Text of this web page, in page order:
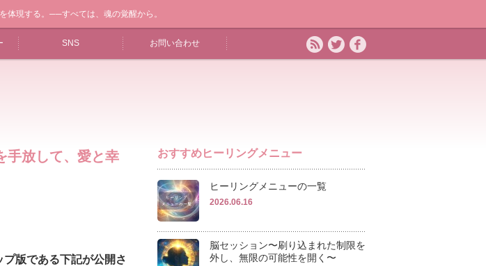
体現する。──すべては、魂の覚醒から。
SNS お問い合わせ
手放して、愛と幸
版である下記が公開さ
おすすめヒーリングメニュー
ヒーリングメニューの一覧
2026.06.16
脳セッション〜刷り込まれた制限を
外し、無限の可能性を開く〜